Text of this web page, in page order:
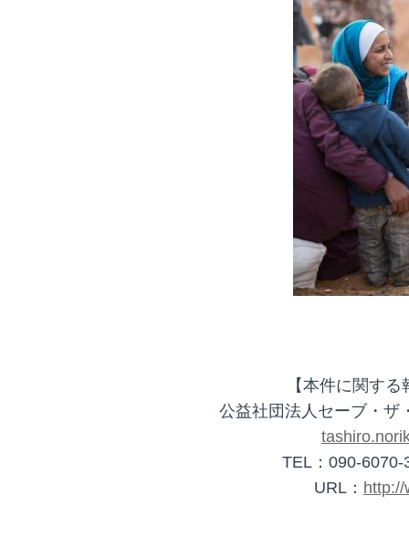
【本件に関す
公益社団法人セーブ・ザ
TEL：090-6070-
URL：